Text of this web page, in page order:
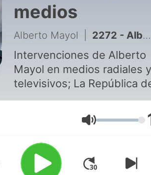
medios
Alberto Mayol 2272 - Alberto Mayol: “los gobiernos de derecha tienen un problema que es la comprensión de lo social”
Intervenciones de Alberto
Mayol en medios radiales y
televisivos; La República
Letras por Radio
de Chile, Los Jueves de
en Radio Sonar, el panel de
opinión de Radio La Clave
miércoles y todos los
etcéteras que se den.
Volumen